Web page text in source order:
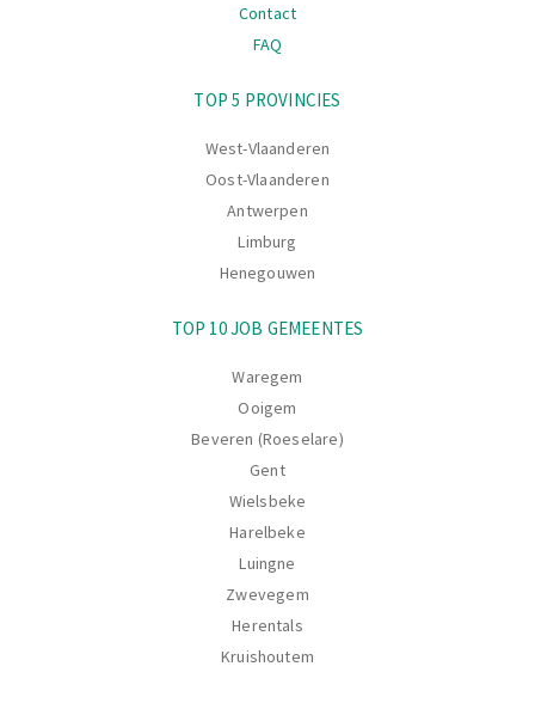
Contact
FAQ
TOP 5 PROVINCIES
West-Vlaanderen
Oost-Vlaanderen
Antwerpen
Limburg
Henegouwen
TOP 10 JOB GEMEENTES
Waregem
Ooigem
Beveren (Roeselare)
Gent
Wielsbeke
Harelbeke
Luingne
Zwevegem
Herentals
Kruishoutem